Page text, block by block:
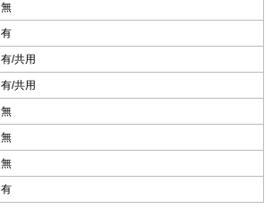
無
有
有/共用
有/共用
無
無
無
有